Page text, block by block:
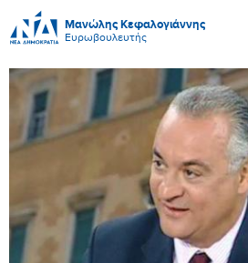
Μανώλης Κεφαλογιάννης
Ευρωβουλευτής